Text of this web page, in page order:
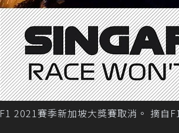
F1 2021賽季新加坡大獎賽取消。 摘自